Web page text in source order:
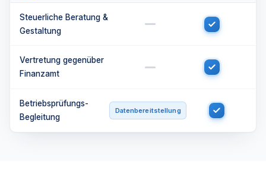
Steuerliche Beratung &
Gestaltung
Vertretung gegenüber
Finanzamt
Betriebsprüfungs-
Begleitung
Datenbereitstellung